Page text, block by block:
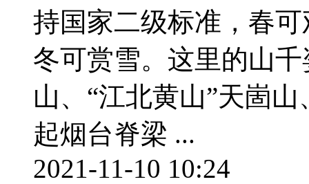
持国家二级标准，春
冬可赏雪。这里的山
山、“江北黄山”天崮
起烟台脊梁 ...
2021-11-10 10:24